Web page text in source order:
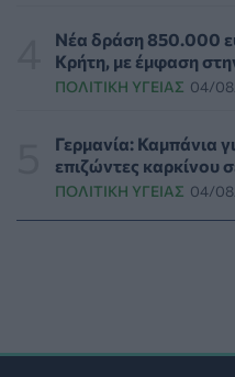
Τα τρία SOS στη μέση
επιπλέον χρόνια χωρίς
ΥΓΕΊΑ 06/08/2026 - 16:00
Εθελοντές του ΕΕΣ
άγρια ζώα από τις
06/08/2026 - 15:42
Νέα δράση 850.000
Κρήτη, με έμφαση
ΠΟΛΙΤΙΚΉ ΥΓΕΊΑΣ 04/
Γερμανία: Καμπάνια
επιζώντες καρκίνου
ΠΟΛΙΤΙΚΉ ΥΓΕΊΑΣ 04/